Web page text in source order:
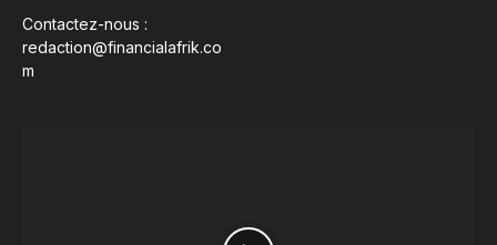
Contactez-nous :
redaction@financialafrik.co
m